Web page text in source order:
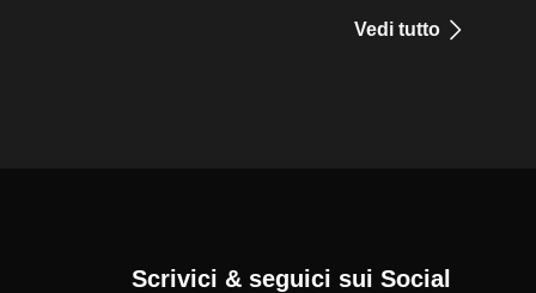
Vedi tutto
Scrivici & seguici sui Social